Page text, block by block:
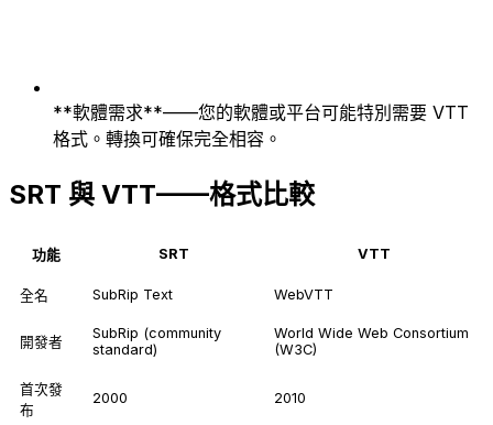
**軟體需求**——您的軟體或平台可能特別需要 VTT
格式。轉換可確保完全相容。
SRT 與 VTT——格式比較
功能 SRT VTT
全名 SubRip Text WebVTT
開發者
SubRip (community
standard)
World Wide Web Consortium
(W3C)
首次發
布
2000 2010